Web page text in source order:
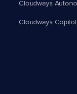
Cloudways
Cloudways Copilot